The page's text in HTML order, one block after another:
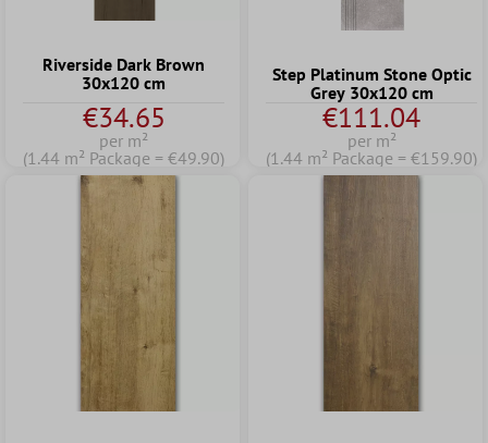
Riverside Dark Brown
30x120 cm
€34.65
per m²
(1.44 m² Package = €49.90)
Step Platinum Stone Optic
Grey 30x120 cm
€111.04
per m²
(1.44 m² Package = €159.90)